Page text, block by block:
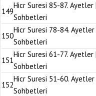
149
Hicr Suresi 85-87. Ayetler
Sohbetleri
150
Hicr Suresi 78-84. Ayetler
Sohbetleri
151
Hicr Suresi 61-77. Ayetler
Sohbetleri
152
Hicr Suresi 51-60. Ayetler
Sohbetleri